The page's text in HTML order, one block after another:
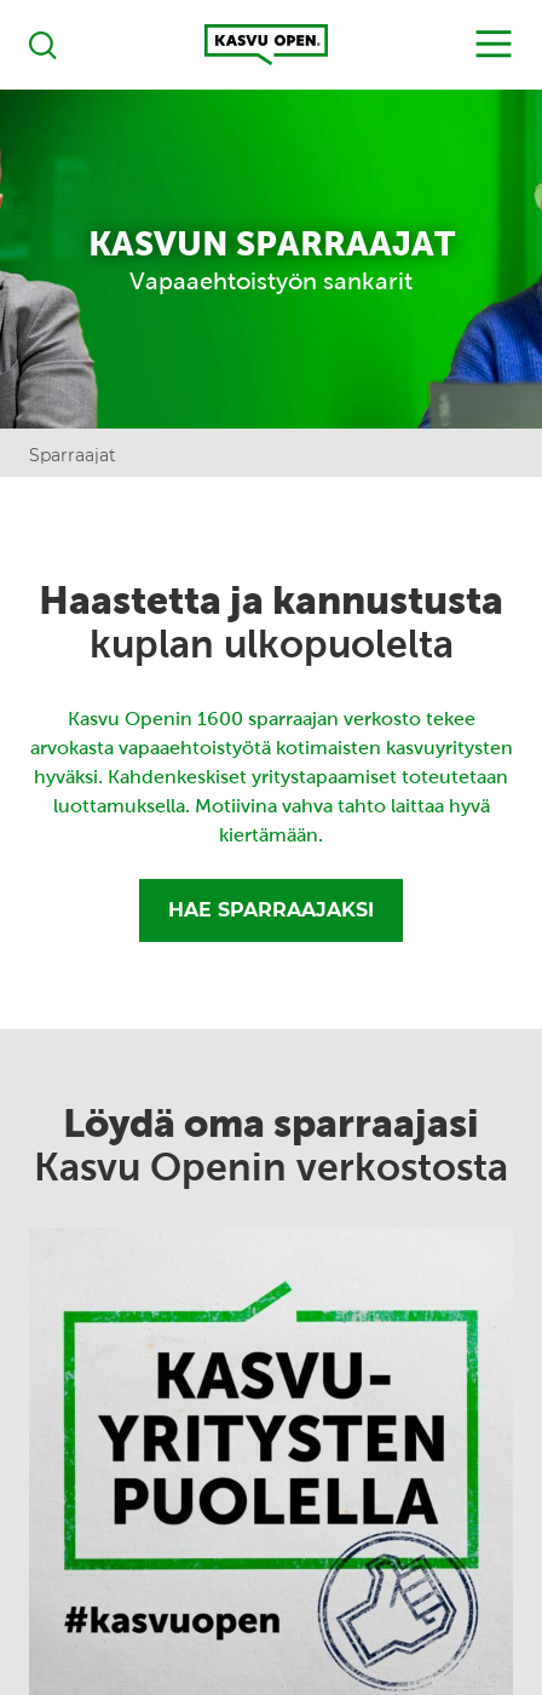
Haku
Kasvu Open
MENU
KASVUN SPARRAAJAT
Vapaaehtoistyön sankarit
Sparraajat
Haastetta ja kannustusta
kuplan ulkopuolelta
Kasvu Openin 1600 sparraajan verkosto tekee
arvokasta vapaaehtoistyötä kotimaisten kasvuyritysten
hyväksi. Kahdenkeskiset yritystapaamiset toteutetaan
luottamuksella. Motiivina vahva tahto laittaa hyvä
kiertämään.
HAE SPARRAAJAKSI
Löydä oma sparraajasi
Kasvu Openin verkostosta